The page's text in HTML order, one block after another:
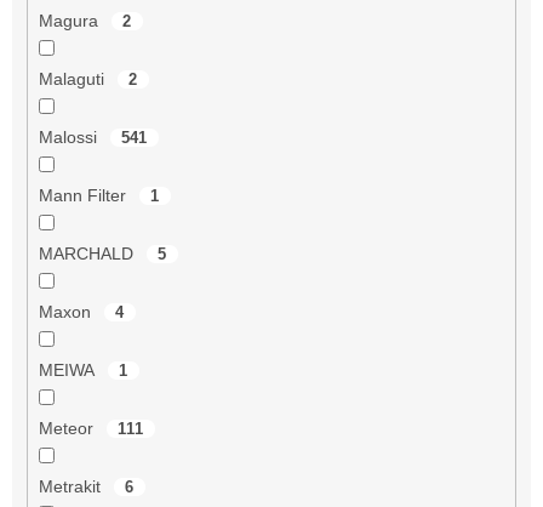
Magura 2
Malaguti 2
Malossi 541
Mann Filter 1
MARCHALD 5
Maxon 4
MEIWA 1
Meteor 111
Metrakit 6